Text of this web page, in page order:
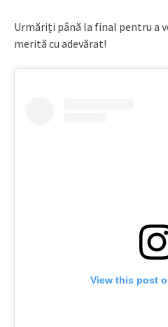
Urmăriți până la final pentru a
merită cu adevărat!
View this post